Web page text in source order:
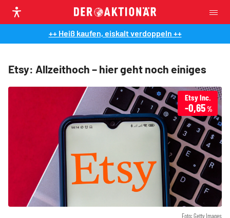
++ Heiß kaufen, eiskalt verdoppeln ++
Etsy: Allzeithoch – hier geht noch einiges
Foto: Getty Images
Etsy Inc.
-0,65%